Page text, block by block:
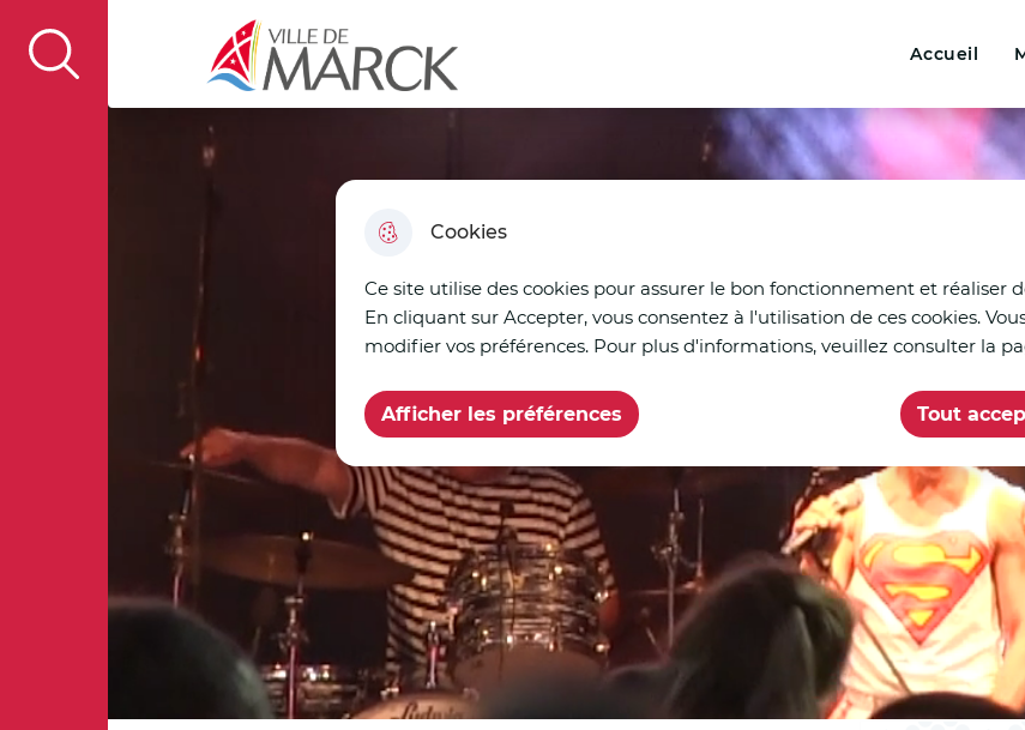
Cookies
Ce site utilise des cookies pour assurer le bon fonctionnement et réaliser
En cliquant sur Accepter, vous consentez à l'utilisation de ces cookies.
modifier vos préférences. Pour plus d'informations, veuillez consulter la
Afficher les préférences Tout
Aller au menu Aller à la recherche Aller au contenu principal Consulter le plan du site
display the search field Ville de Marck
a
v
i
t
i
o
n
p
r
i
n
c
i
Accueil
Nos actualités